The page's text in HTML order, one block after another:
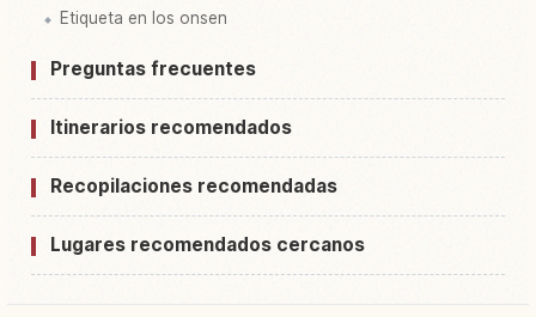
Etiqueta en los onsen
Preguntas frecuentes
Itinerarios recomendados
Recopilaciones recomendadas
Lugares recomendados cercanos